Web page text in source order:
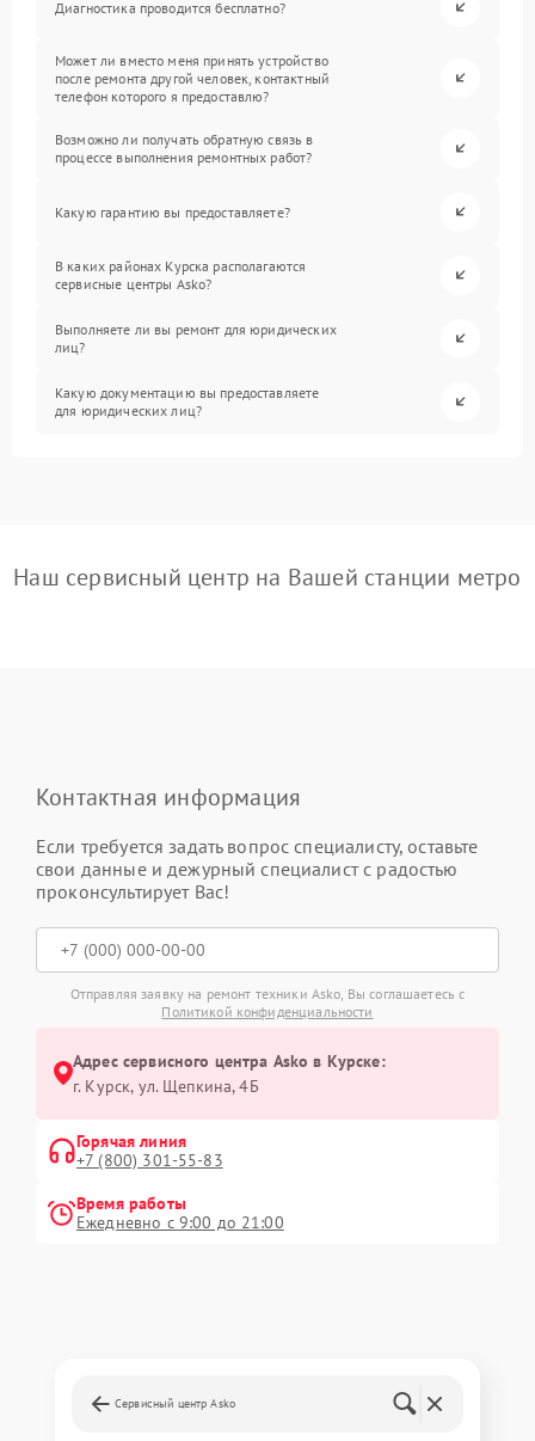
Диагностика проводится бесплатно?
Может ли вместо меня принять устройство
после ремонта другой человек, контактный
телефон которого я предоставлю?
Возможно ли получать обратную связь в
процессе выполнения ремонтных работ?
Какую гарантию вы предоставляете?
В каких районах Курска располагаются
сервисные центры Asko?
Выполняете ли вы ремонт для юридических
лиц?
Какую документацию вы предоставляете
для юридических лиц?
Наш сервисный центр на Вашей станции метро
Контактная информация
Если требуется задать вопрос специалисту, оставьте
свои данные и дежурный специалист с радостью
проконсультирует Вас!
Отправляя заявку на ремонт техники Asko, Вы соглашаетесь с
Политикой конфиденциальности
Адрес сервисного центра Asko в Курске:
г. Курск, ул. Щепкина, 4Б
Горячая линия
+7 (800) 301-55-83
Время работы
Ежедневно с 9:00 до 21:00
Сервисный центр Asko